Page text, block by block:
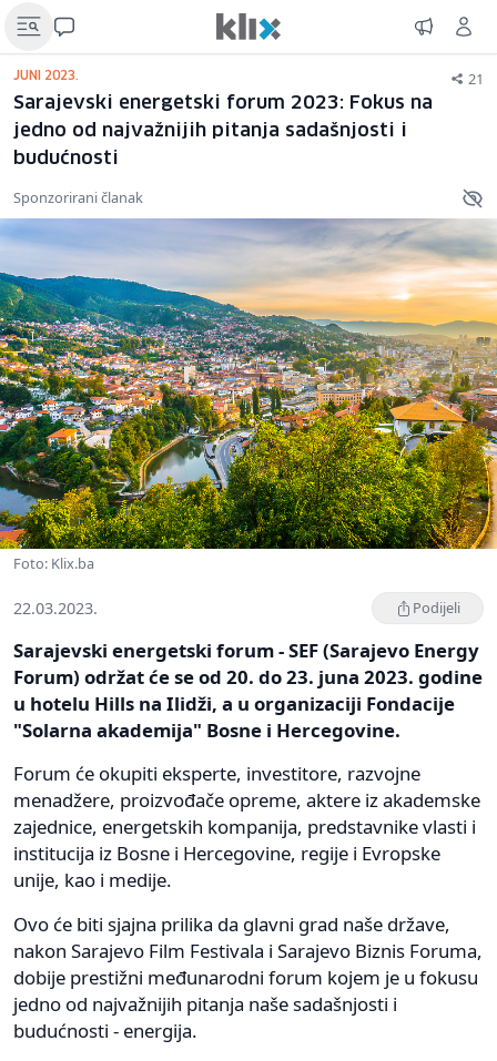
JUNI 2023. 21
Sarajevski energetski forum 2023: Fokus na
jedno od najvažnijih pitanja sadašnjosti i
budućnosti
Sponzorirani članak
Foto: Klix.ba
22.03.2023. Podijeli
Sarajevski energetski forum - SEF (Sarajevo Energy
Forum) održat će se od 20. do 23. juna 2023. godine
u hotelu Hills na Ilidži, a u organizaciji Fondacije
"Solarna akademija" Bosne i Hercegovine.
Forum će okupiti eksperte, investitore, razvojne
menadžere, proizvođače opreme, aktere iz akademske
zajednice, energetskih kompanija, predstavnike vlasti i
institucija iz Bosne i Hercegovine, regije i Evropske
unije, kao i medije.
Ovo će biti sjajna prilika da glavni grad naše države,
nakon Sarajevo Film Festivala i Sarajevo Biznis Foruma,
dobije prestižni međunarodni forum kojem je u fokusu
jedno od najvažnijih pitanja naše sadašnjosti i
budućnosti - energija.